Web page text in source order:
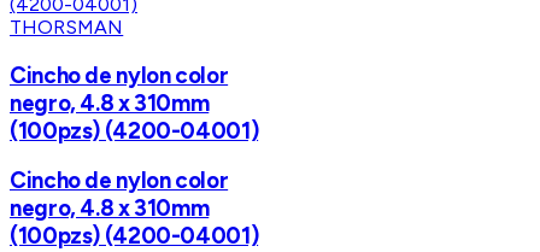
THORSMAN
Cincho de nylon color
negro, 4.8 x 310mm
(100pzs) (4200-04001)
Cincho de nylon color
negro, 4.8 x 310mm
(100pzs) (4200-04001)